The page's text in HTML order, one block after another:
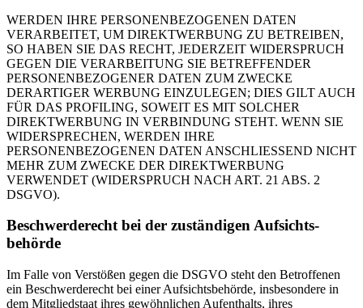
WERDEN IHRE PERSONENBEZOGENEN DATEN
VERARBEITET, UM DIREKTWERBUNG ZU BETREIBEN,
SO HABEN SIE DAS RECHT, JEDERZEIT WIDERSPRUCH
GEGEN DIE VERARBEITUNG SIE BETREFFENDER
PERSONENBEZOGENER DATEN ZUM ZWECKE
DERARTIGER WERBUNG EINZULEGEN; DIES GILT AUCH
FÜR DAS PROFILING, SOWEIT ES MIT SOLCHER
DIREKTWERBUNG IN VERBINDUNG STEHT. WENN SIE
WIDERSPRECHEN, WERDEN IHRE
PERSONENBEZOGENEN DATEN ANSCHLIESSEND NICHT
MEHR ZUM ZWECKE DER DIREKTWERBUNG
VERWENDET (WIDERSPRUCH NACH ART. 21 ABS. 2
DSGVO).
Beschwerde­recht bei der zuständigen Aufsichts­
behörde
Im Falle von Verstößen gegen die DSGVO steht den Betroffenen
ein Beschwerderecht bei einer Aufsichtsbehörde, insbesondere in
dem Mitgliedstaat ihres gewöhnlichen Aufenthalts, ihres